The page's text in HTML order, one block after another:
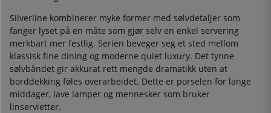
Silverline kombinerer myke former med sølvdetaljer som
fanger lyset på en måte som gjør selv en enkel servering
merkbart mer festlig. Serien beveger seg et sted mellom
klassisk fine dining og moderne quiet luxury. Det tynne
sølvbåndet gir akkurat rett mengde dramatikk uten at
borddekking føles overarbeidet. Dette er porselen for lange
middager, lave lamper og mennesker som bruker
linservietter.